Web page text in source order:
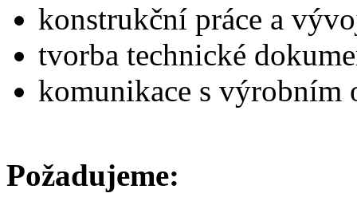
konstrukční práce a
tvorba technické
komunikace s výrobním
Požadujeme: